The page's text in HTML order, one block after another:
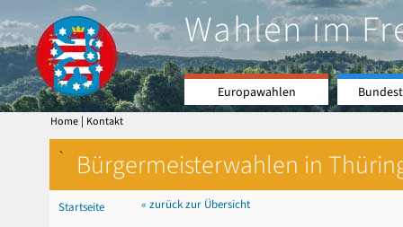
Wahlen im
Europawahlen
Home | Kontakt
` Bürgermeisterwahlen in
Startseite
« zurück zur Übersicht